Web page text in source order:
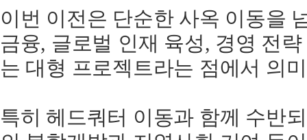
이번 이전은 단순한 사옥 이동을
금융, 글로벌 인재 육성, 경영 전
는 대형 프로젝트라는 점에서 의
특히 헤드쿼터 이동과 함께 수반